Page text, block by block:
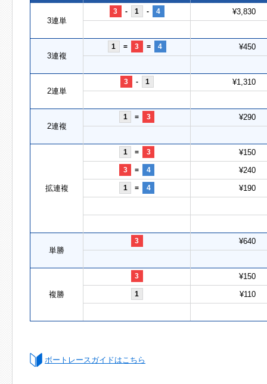
3連単
3 - 1 - 4 ¥3,830
3連複
1 = 3 = 4 ¥450
2連単
3 - 1 ¥1,310
2連複
1 = 3 ¥290
拡連複
1 = 3 ¥150
3 = 4 ¥240
1 = 4 ¥190
単勝
3 ¥640
複勝
3 ¥150
1 ¥110
ボートレースガイドはこちら